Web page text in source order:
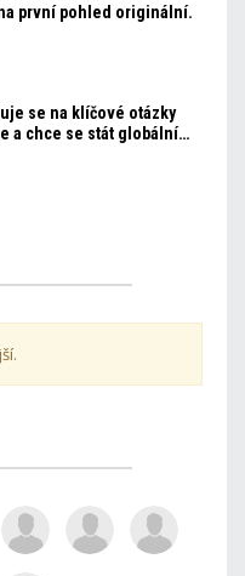
první pohled originální.
se na klíčové otázky
a chce se stát globální…